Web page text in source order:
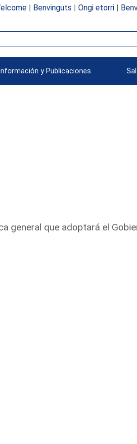
| Benvinguts | Ongi etorri|
Información y Publicaciones
general que adoptará el